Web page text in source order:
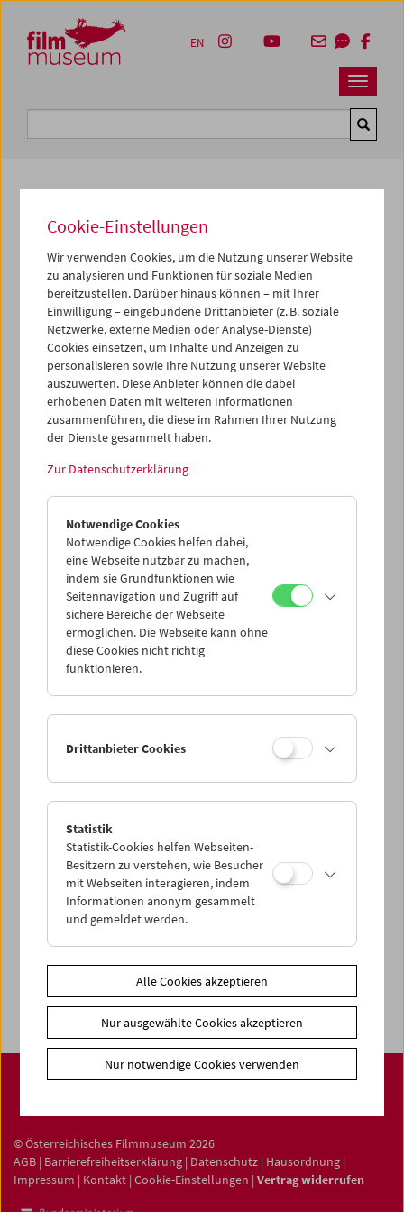
Zum Inhalt
Zum Hauptmenü
Zur Servicenavigation
Zum Suche
Navbar
EN
Fotos unserer Gäste
2018
Masterclass Gustav Deutsch
Aus Anlass seines neuen Films
So leben wir – Botschaften
an die Familie, der ausschließlich privates Filmmaterial –
historisches und zeitgenössisches, fremdes und eigenes –
vereint, stellteGustav Deutsch am 8. April anhand von
Beispielen seiner früheren Found-Footage-Arbeiten mit
privaten Filmmaterialien sowie von originalen
den Genrebegriff "Home Movie" zur Diskussion.
ProgrammApril 2018 - HOME MOVIE NOW?!
< zurück zur Übersicht
News
Newsletter
Fotos unserer Gäste
Trailer
© Österreichisches Filmmuseum 2026
AGB | Barrierefreiheitserklärung | Datenschutz | Hausordnung |
Impressum | Kontakt | Cookie-Einstellungen | Vertrag widerrufen
Cookie-Einstellungen
Wir verwenden Cookies, um die Nutzung unserer Website
zu analysieren und Funktionen für soziale Medien
bereitzustellen. Darüber hinaus können – mit Ihrer
Einwilligung – eingebundene Drittanbieter (z. B. soziale
Netzwerke, externe Medien oder Analyse-Dienste)
Cookies einsetzen, um Inhalte und Anzeigen zu
personalisieren sowie Ihre Nutzung unserer Website
auszuwerten. Diese Anbieter können die dabei
erhobenen Daten mit weiteren Informationen
zusammenführen, die diese im Rahmen Ihrer Nutzung
der Dienste gesammelt haben.
Zur Datenschutzerklärung
Notwendige Cookies
Notwendige Cookies helfen dabei,
eine Webseite nutzbar zu machen,
indem sie Grundfunktionen wie
Seitennavigation und Zugriff auf
sichere Bereiche der Webseite
ermöglichen. Die Webseite kann ohne
diese Cookies nicht richtig
funktionieren.
Drittanbieter Cookies
Statistik
Statistik-Cookies helfen Webseiten-
Besitzern zu verstehen, wie Besucher
mit Webseiten interagieren, indem
Informationen anonym gesammelt
und gemeldet werden.
Alle Cookies akzeptieren
Nur ausgewählte Cookies akzeptieren
Nur notwendige Cookies verwenden